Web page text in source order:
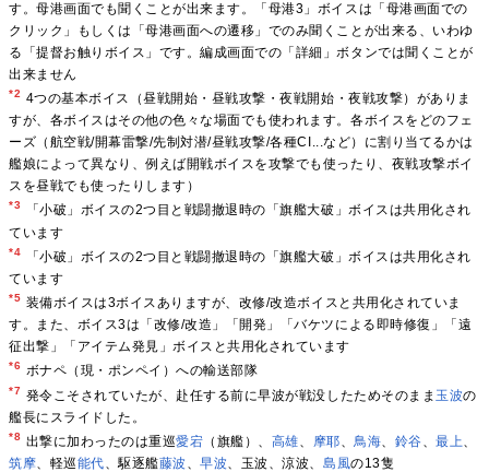
す。母港画面でも聞くことが出来ます。「母港3」ボイスは「母港画面での
クリック」もしくは「母港画面への遷移」でのみ聞くことが出来る、いわゆ
る「提督お触りボイス」です。編成画面での「詳細」ボタンでは聞くことが
出来ません
*2 4つの基本ボイス（昼戦開始・昼戦攻撃・夜戦開始・夜戦攻撃）がありま
すが、各ボイスはその他の色々な場面でも使われます。各ボイスをどのフェ
ーズ（航空戦/開幕雷撃/先制対潜/昼戦攻撃/各種CI...など）に割り当てるかは
艦娘によって異なり、例えば開戦ボイスを攻撃でも使ったり、夜戦攻撃ボイ
スを昼戦でも使ったりします）
*3
「小破」ボイスの2つ目と戦闘撤退時の「旗艦大破」ボイスは共用化され
ています
*4
「小破」ボイスの2つ目と戦闘撤退時の「旗艦大破」ボイスは共用化され
ています
*5 装備ボイスは3ボイスありますが、改修/改造ボイスと共用化されていま
す。また、ボイス3は「改修/改造」「開発」「バケツによる即時修復」「遠
征出撃」「アイテム発見」ボイスと共用化されています
*6 ボナペ（現・ポンペイ）への輸送部隊
*7 発令こそされていたが、赴任する前に早波が戦没したためそのまま 玉波の
艦長にスライドした。
*8 出撃に加わったのは重巡愛宕 （旗艦）、 高雄 摩耶 鳥海 鈴谷 、最上
筑摩 、軽巡能代 、駆逐艦藤波 、早波 、玉波、涼波、島風の13隻